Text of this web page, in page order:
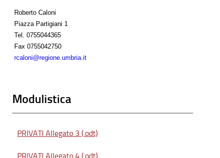
Roberto Caloni
Piazza Partigiani 1
Tel.
0755044365
Fax 0755042750
rcaloni@regione.umbria.it
Modulistica
PRIVATI Allegato 3 (.odt)
PRIVATI Allegato 4 (.odt)